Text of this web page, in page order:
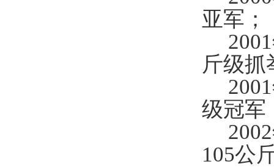
亚军；
斤级抓
级冠军
105公